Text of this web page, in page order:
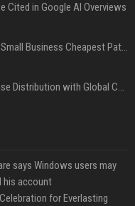
Cited in Google AI Overviews
Press Release Distribution for Small Business Cheapest Path to Real Coverage
Affordable Crypto Press Release Distribution with Global Coverage
says Windows users may
his account
for Everlasting